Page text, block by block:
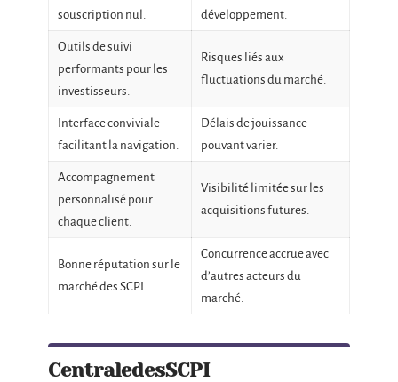
souscription nul.
développement.
Outils de suivi
performants pour les
investisseurs.
Risques liés aux
fluctuations du marché.
Interface conviviale
facilitant la navigation.
Délais de jouissance
pouvant varier.
Accompagnement
personnalisé pour
chaque client.
Visibilité limitée sur les
acquisitions futures.
Bonne réputation sur le
marché des SCPI.
Concurrence accrue avec
d’autres acteurs du
marché.
CentraledesSCPI